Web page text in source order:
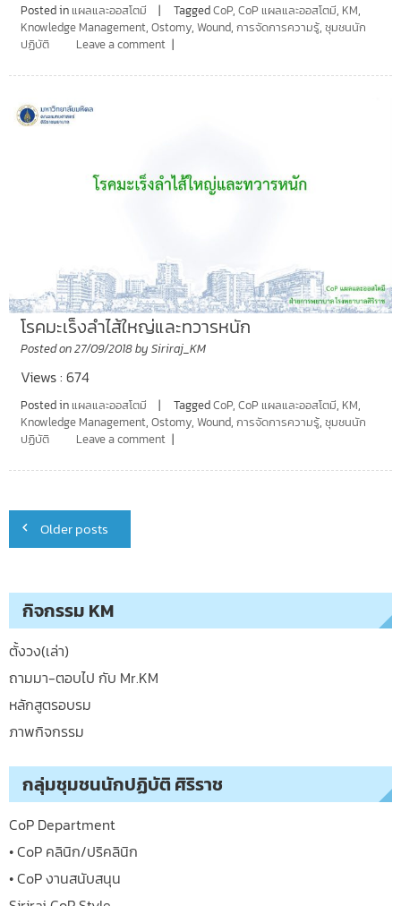
Posted in แผลและออสโตมี TaggedCoP, CoP แผลและออสโตมี, KM,
Knowledge Management, Ostomy, Wound, การจัดการความรู้, ชุมชนนัก
ปฏิบัติ
Leave a comment
โรคมะเร็งลำไส้ใหญ่และทวารหนัก
Posted on27/09/2018by Siriraj_KM
Views : 674
Posted in แผลและออสโตมี TaggedCoP, CoP แผลและออสโตมี, KM,
Knowledge Management, Ostomy, Wound, การจัดการความรู้, ชุมชนนัก
ปฏิบัติ
Leave a comment
Posts
navigation
Older posts
กิจกรรม KM
ตั้งวง(เล่า)
ถามมา-ตอบไป กับ Mr.KM
หลักสูตรอบรม
ภาพกิจกรรม
กลุ่มชุมชนนักปฏิบัติ ศิริราช
CoP Department
• CoP คลินิก/ปริคลินิก
• CoP งานสนับสนุน